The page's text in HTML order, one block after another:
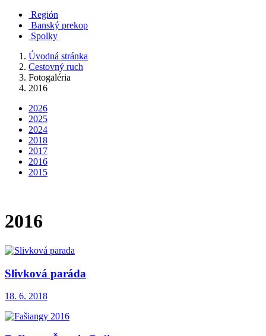
Región
Banský prekop
Spolky
Úvodná stránka
Cestovný ruch
Fotogaléria
2016
2026
2025
2024
2018
2017
2016
2015
2016
Slivková paráda
18. 6. 2018